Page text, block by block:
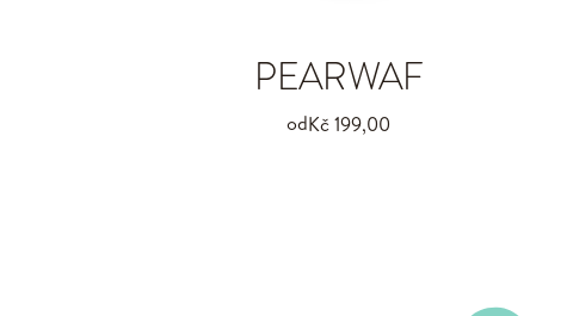
PEARWAF
odKč 199,00